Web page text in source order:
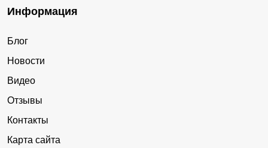
Информация
Блог
Новости
Видео
Отзывы
Контакты
Карта сайта